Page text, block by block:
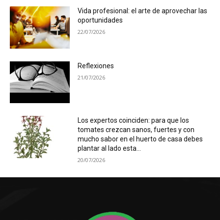
Vida profesional: el arte de aprovechar las
oportunidades
22/07/2026
Reflexiones
21/07/2026
Los expertos coinciden: para que los
tomates crezcan sanos, fuertes y con
mucho sabor en el huerto de casa debes
plantar al lado esta...
20/07/2026